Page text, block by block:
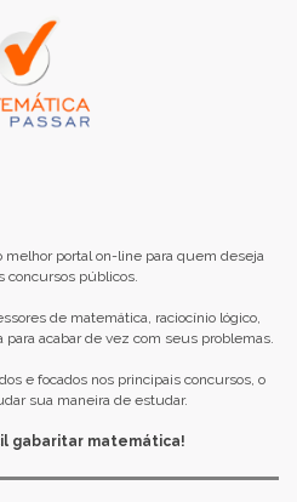
melhor portal on-line para quem deseja
concursos públicos.
de matemática, raciocínio lógico,
acabar de vez com seus problemas.
e focados nos principais concursos, o
sua maneira de estudar.
gabaritar matemática!